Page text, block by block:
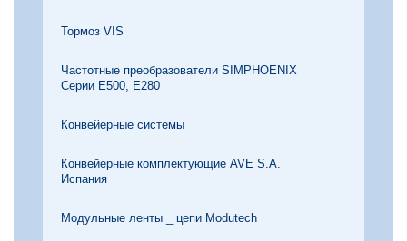
Тормоз VIS
Частотные преобразователи SIMPHOENIX
Серии Е500, Е280
Конвейерные системы
Конвейерные комплектующие AVE S.A.
Испания
Модульные ленты _ цепи Modutech